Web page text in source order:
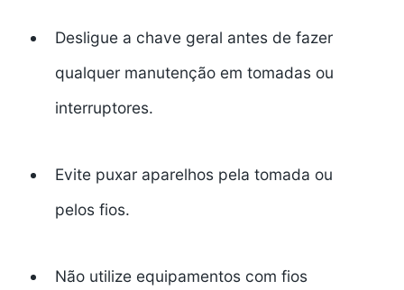
Desligue a chave geral antes de fazer
qualquer manutenção em tomadas ou
interruptores.
Evite puxar aparelhos pela tomada ou
pelos fios.
Não utilize equipamentos com fios